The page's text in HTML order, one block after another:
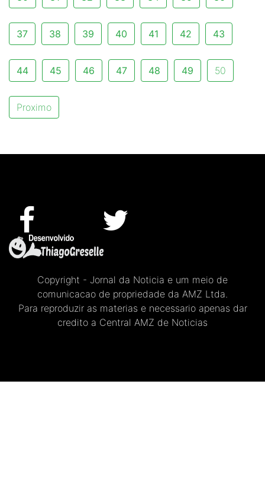
37 38 39 40 41 42 43
44 45 46 47 48 49 50
Proximo
Copyright - Jornal da Noticia e um meio de
comunicacao de propriedade da AMZ Ltda.
Para reproduzir as materias e necessario apenas dar
credito a Central AMZ de Noticias